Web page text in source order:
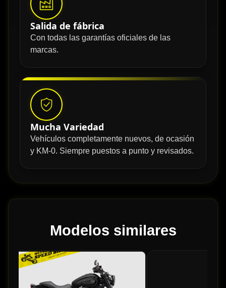
Salida de fábrica
Con todas las garantías oficiales de las
marcas.
Mucha Variedad
Vehículos completamente nuevos, de ocasión
y KM-0. Siempre puestos a punto y revisados.
Modelos similares